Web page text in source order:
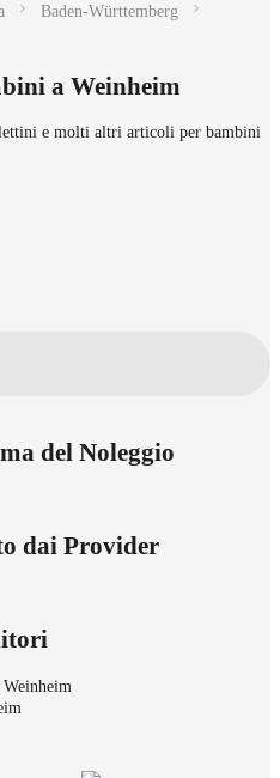
Baden-Württemberg
a Weinheim
e molti altri articoli per bambini
del Noleggio
dai Provider
Weinheim